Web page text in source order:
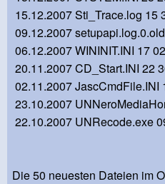
15.12.2007 Sti_Trace.log 15
09.12.2007
06.12.2007 WININIT.INI 17
20.11.2007 CD_Start.INI 22
02.11.2007 JascCmdFile.INI
23.10.2007
22.10.2007 UNRecode.exe
Die 50 neuesten Dateien im